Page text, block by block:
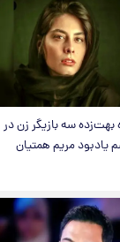
بهت‌زده سه بازیگر زن در
یادبود مریم همتیان